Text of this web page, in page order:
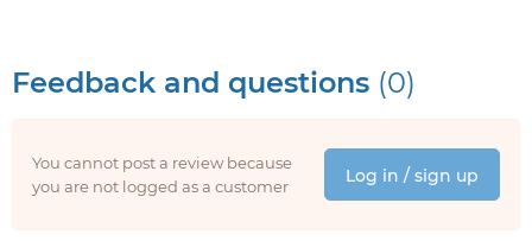
Feedback and questions (0)
You cannot post a review because
you are not logged as a customer
Log in / sign up